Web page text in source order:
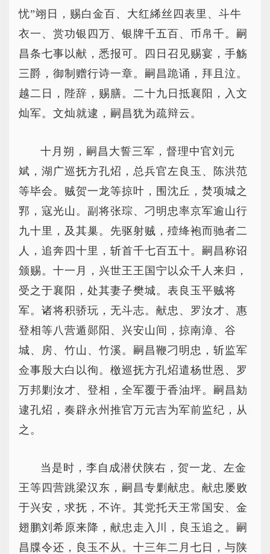
忧”翊日，赐白金百、大红絺丝四表里、斗牛
衣一、赏功银四万、银牌千五百、币帛千。嗣
昌条七事以献，悉报可。四日召见赐宴，手觞
三爵，御制赠行诗一章。嗣昌跪诵，拜且泣。
越二日，陛辞，赐膳。二十九日抵襄阳，入文
灿军。文灿就逮，嗣昌犹为疏辩云。
十月朔，嗣昌大誓三军，督理中官刘元
斌，湖广巡抚方孔炤，总兵官左良玉、陈洪范
等毕会。贼贺一龙等掠叶，围沈丘，焚项城之
郛，寇光山。副将张琮、刁明忠率京军逾山行
九十里，及其巢。先驱射贼，殪绛袍而驰者二
人，追奔四十里，斩首千七百五十。嗣昌称诏
颁赐。十一月，兴世王王国宁以众千人来归，
受之于襄阳，处其妻子樊城。表良玉平贼将
军。诸将积骄玩，无斗志。献忠、罗汝才、惠
登相等八营遁郧阳、兴安山间，掠南漳、谷
城、房、竹山、竹溪。嗣昌鞭刁明忠，斩监军
佥事殷大白以徇。檄巡抚方孔炤遣杨世恩、罗
万邦剿汝才、登相，全军覆于香油坪。嗣昌劾
逮孔炤，奏辟永州推官万元吉为军前监纪，从
之。
当是时，李自成潜伏陕右，贺一龙、左金
王等四营跳梁汉东，嗣昌专剿献忠。献忠屡败
于兴安，求抚，不许。其党托天王常国安、金
翅鹏刘希原来降，献忠走入川，良玉追之。嗣
昌牒令还，良玉不从。十三年二月七日，与陕